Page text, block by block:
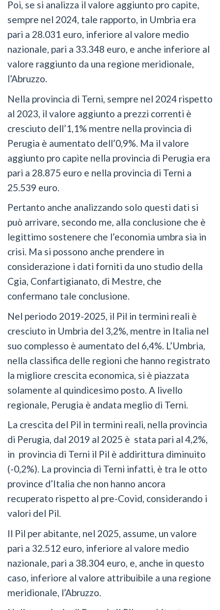
Poi, se si analizza il valore aggiunto pro capite,
sempre nel 2024, tale rapporto, in Umbria era
pari a 28.031 euro, inferiore al valore medio
nazionale, pari a 33.348 euro, e anche inferiore al
valore raggiunto da una regione meridionale,
l’Abruzzo.
Nella provincia di Terni, sempre nel 2024 rispetto
al 2023, il valore aggiunto a prezzi correnti è
cresciuto dell’1,1% mentre nella provincia di
Perugia è aumentato dell’0,9%. Ma il valore
aggiunto pro capite nella provincia di Perugia era
pari a 28.875 euro e nella provincia di Terni a
25.539 euro.
Pertanto anche analizzando solo questi dati si
può arrivare, secondo me, alla conclusione che è
legittimo sostenere che l’economia umbra sia in
crisi. Ma si possono anche prendere in
considerazione i dati forniti da uno studio della
Cgia, Confartigianato, di Mestre, che
confermano tale conclusione.
Nel periodo 2019-2025, il Pil in termini reali è
cresciuto in Umbria del 3,2%, mentre in Italia nel
suo complesso è aumentato del 6,4%. L’Umbria,
nella classifica delle regioni che hanno registrato
la migliore crescita economica, si è piazzata
solamente al quindicesimo posto. A livello
regionale, Perugia è andata meglio di Terni.
La crescita del Pil in termini reali, nella provincia
di Perugia, dal 2019 al 2025 è stata pari al 4,2%,
in provincia di Terni il Pil è addirittura diminuito
(-0,2%). La provincia di Terni infatti, è tra le otto
province d’Italia che non hanno ancora
recuperato rispetto al pre-Covid, considerando i
valori del Pil.
Il Pil per abitante, nel 2025, assume, un valore
pari a 32.512 euro, inferiore al valore medio
nazionale, pari a 38.304 euro, e, anche in questo
caso, inferiore al valore attribuibile a una regione
meridionale, l’Abruzzo.